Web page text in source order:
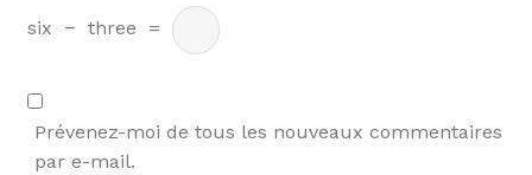
six − three =
Prévenez-moi de tous les nouveaux commentaires
par e-mail.